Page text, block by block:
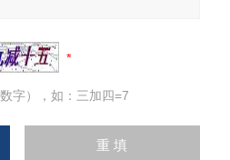
字），如：三加四=7